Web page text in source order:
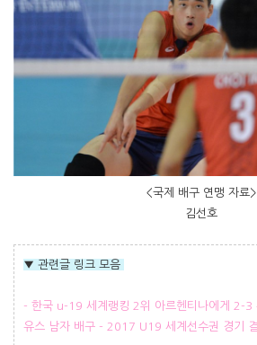
<국제 배구 연맹 자료>
김선호
▼ 관련글 링크 모음
- 한국 u-19 세계랭킹 2위 아르헨티나에게 2-3
유스 남자 배구 - 2017 U19 세계선수권 경기